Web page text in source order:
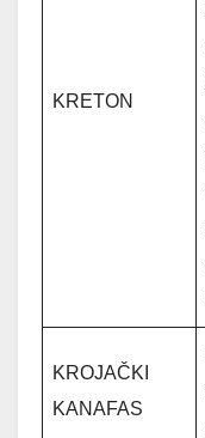
KRETON
KROJAČKI
KANAFAS